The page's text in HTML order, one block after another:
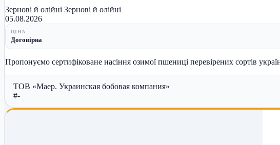
Зернові й олійні Зернові й олійні
05.08.2026
ЦІНА
Договірна
ТОВ «Маер. Украинская бобовая компания»
#-